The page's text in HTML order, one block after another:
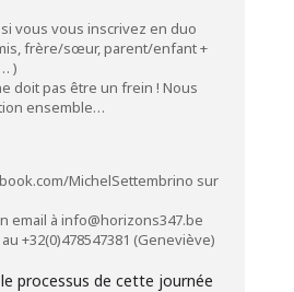
vous vous inscrivez en duo
frère/sœur, parent/enfant +
)
doit pas être un frein ! Nous
ensemble…
MichelSettembrino sur
email à info@horizons347.be
+32(0)478547381 (Geneviève)
processus de cette journée